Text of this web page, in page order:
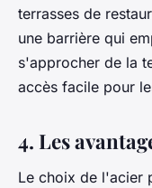
terrasses de
une barrière qui
s'approcher de la
accès facile pour
4. Les
Le choix de l'acier